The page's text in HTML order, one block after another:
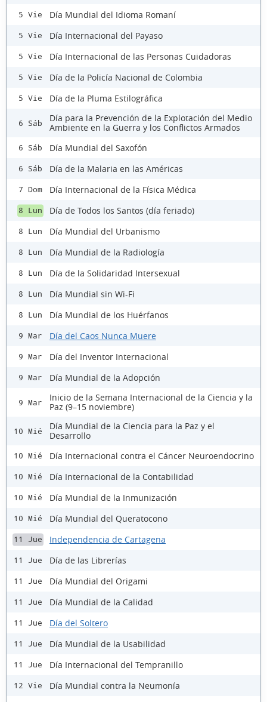
5 Vie Día Mundial del Idioma Romaní
5 Vie Día Internacional del Payaso
5 Vie Día Internacional de las Personas Cuidadoras
5 Vie Día de la Policía Nacional de Colombia
5 Vie Día de la Pluma Estilográfica
6 Sáb
Día para la Prevención de la Explotación del Medio
Ambiente en la Guerra y los Conflictos Armados
6 Sáb Día Mundial del Saxofón
6 Sáb Día de la Malaria en las Américas
7 Dom Día Internacional de la Física Médica
8 Lun Día de Todos los Santos (día feriado)
8 Lun Día Mundial del Urbanismo
8 Lun Día Mundial de la Radiología
8 Lun Día de la Solidaridad Intersexual
8 Lun Día Mundial sin Wi-Fi
8 Lun Día Mundial de los Huérfanos
9 Mar Día del Caos Nunca Muere
9 Mar Día del Inventor Internacional
9 Mar Día Mundial de la Adopción
9 Mar
Inicio de la Semana Internacional de la Ciencia y la
Paz (9–15 noviembre)
10 Mié
Día Mundial de la Ciencia para la Paz y el
Desarrollo
10 Mié Día Internacional contra el Cáncer Neuroendocrino
10 Mié Día Internacional de la Contabilidad
10 Mié Día Mundial de la Inmunización
10 Mié Día Mundial del Queratocono
11 Jue Independencia de Cartagena
11 Jue Día de las Librerías
11 Jue Día Mundial del Origami
11 Jue Día Mundial de la Calidad
11 Jue Día del Soltero
11 Jue Día Mundial de la Usabilidad
11 Jue Día Internacional del Tempranillo
12 Vie
Día Mundial contra la Neumonía